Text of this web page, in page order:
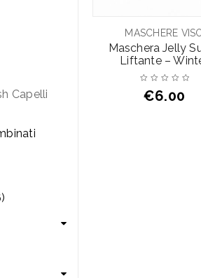
Capelli
MASCHERE
Maschera Jelly
Liftante –
€6.00